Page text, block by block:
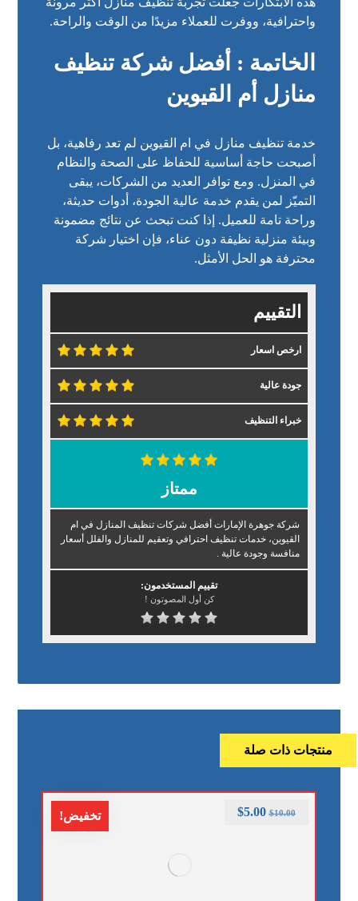
واحترافية، ووفرت للعملاء مزيدًا من الوقت والراحة.
الخاتمة : أفضل شركة تنظيف
منازل أم القيوين
خدمة تنظيف منازل في ام القيوين لم تعد رفاهية، بل
أصبحت حاجة أساسية للحفاظ على الصحة والنظام
في المنزل. ومع توافر العديد من الشركات، يبقى
التميّز لمن يقدم خدمة عالية الجودة، أدوات حديثة،
وراحة تامة للعميل. إذا كنت تبحث عن نتائج مضمونة
وبيئة منزلية نظيفة دون عناء، فإن اختيار شركة
محترفة هو الحل الأمثل.
التقييم
ارخص اسعار
جودة عالية
خبراء التنظيف
ممتاز
شركة جوهرة الإمارات أفضل شركات تنظيف المنازل في ام
القيوين، خدمات تنظيف احترافي وتعقيم للمنازل والفلل أسعار
منافسة وجودة عالية .
تقييم المستخدمون:
كن أول المصوتون !
منتجات ذات صلة
تخفيض! $10.00
$5.00